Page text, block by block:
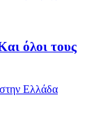
όλοι τους